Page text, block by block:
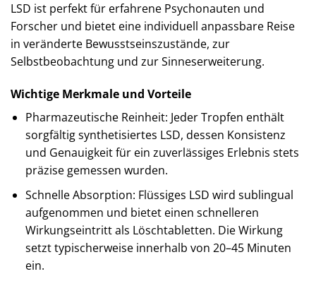
LSD ist perfekt für erfahrene Psychonauten und
Forscher und bietet eine individuell anpassbare Reise
in veränderte Bewusstseinszustände, zur
Selbstbeobachtung und zur Sinneserweiterung.
Wichtige Merkmale und Vorteile
Pharmazeutische Reinheit: Jeder Tropfen enthält
sorgfältig synthetisiertes LSD, dessen Konsistenz
und Genauigkeit für ein zuverlässiges Erlebnis stets
präzise gemessen wurden.
Schnelle Absorption: Flüssiges LSD wird sublingual
aufgenommen und bietet einen schnelleren
Wirkungseintritt als Löschtabletten. Die Wirkung
setzt typischerweise innerhalb von 20–45 Minuten
ein.